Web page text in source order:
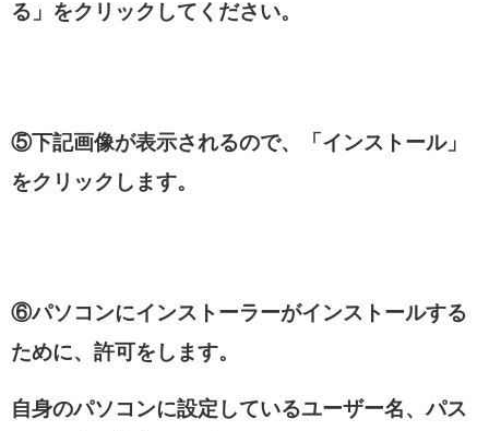
る」をクリックしてください。
⑤下記画像が表示されるので、「インストール」
をクリックします。
⑥パソコンにインストーラーがインストールする
ために、許可をします。
自身のパソコンに設定しているユーザー名、パス